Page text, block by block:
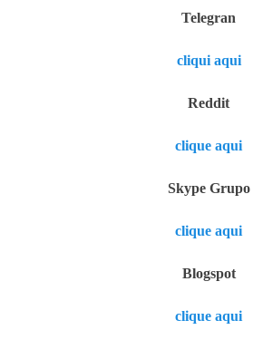
Telegran
cliqui aqui
Reddit
clique aqui
Skype Grupo
clique aqui
Blogspot
clique aqui